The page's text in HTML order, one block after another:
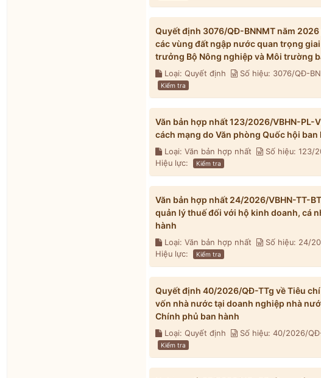
Quyết định 3076/QĐ-BNNMT năm
các vùng đất ngập nước quan trọng
trưởng Bộ Nông nghiệp và Môi trường
Loại: Quyết định Số hiệu: 3076/QĐ-
Kiểm tra
Văn bản hợp nhất 123/2026/VBHN-PL-
cách mạng do Văn phòng Quốc hội ban
Loại: Văn bản hợp nhất Số hiệu: 123/
Hiệu lực:
Kiểm tra
Văn bản hợp nhất 24/2026/VBHN-TT-
quản lý thuế đối với hộ kinh doanh, cá
hành
Loại: Văn bản hợp nhất Số hiệu: 24/
Hiệu lực:
Kiểm tra
Quyết định 40/2026/QĐ-TTg về Tiêu
vốn nhà nước tại doanh nghiệp nhà
Chính phủ ban hành
Loại: Quyết định Số hiệu: 40/2026/
Kiểm tra